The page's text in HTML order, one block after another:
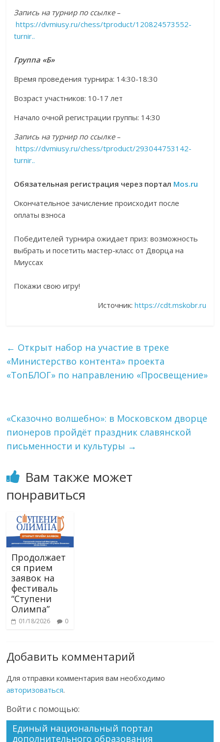
Запись на турнир по ссылке–
https://dvmiusy.ru/chess/tproduct/120824573552-
turnir..
Группа «Б»
Время проведения турнира: 14:30-18:30
Возраст участников: 10-17 лет
Начало очной регистрации группы: 14:30
Запись на турнир по ссылке–
https://dvmiusy.ru/chess/tproduct/293044753142-
turnir..
Обязательная регистрация через портал Mos.ru
Окончательное зачисление происходит после
оплаты взноса
Победителей турнира ожидает приз: возможность
выбрать и посетить мастер-класс от Дворца на
Миуссах
Покажи свою игру!
Источник: https://cdt.mskobr.ru
← Открыт набор на участие в треке
«Министерство контента» проекта
«ТопБЛОГ» по направлению «Просвещение»
«Сказочно волшебно»: в Московском дворце
пионеров пройдёт праздник славянской
письменности и культуры →
Вам также может
понравиться
Продолжает
ся прием
заявок на
фестиваль
“Ступени
Олимпа”
01/18/2026 0
Добавить комментарий
Для отправки комментария вам необходимо
авторизоваться.
Войти с помощью:
Единый национальный портал
дополнительного образования